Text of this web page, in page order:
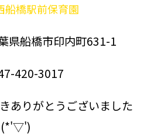
船橋駅前保育園
船橋市印内町631-1
420-3017
ありがとうございました
(*'▽')